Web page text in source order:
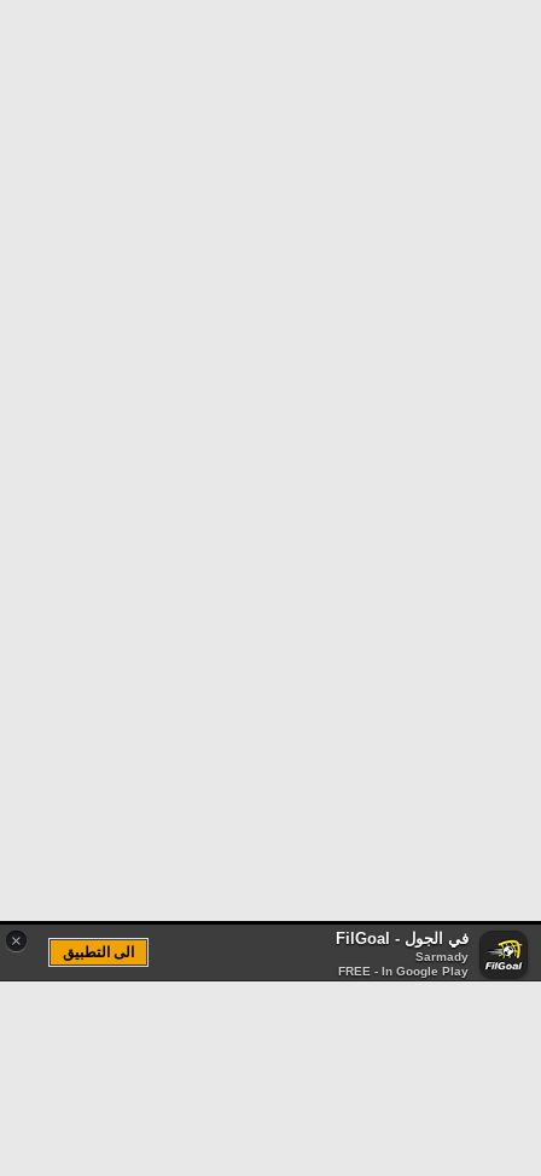
× في الجول - FilGoal
Sarmady
FREE - In Google Play
الى التطبيق